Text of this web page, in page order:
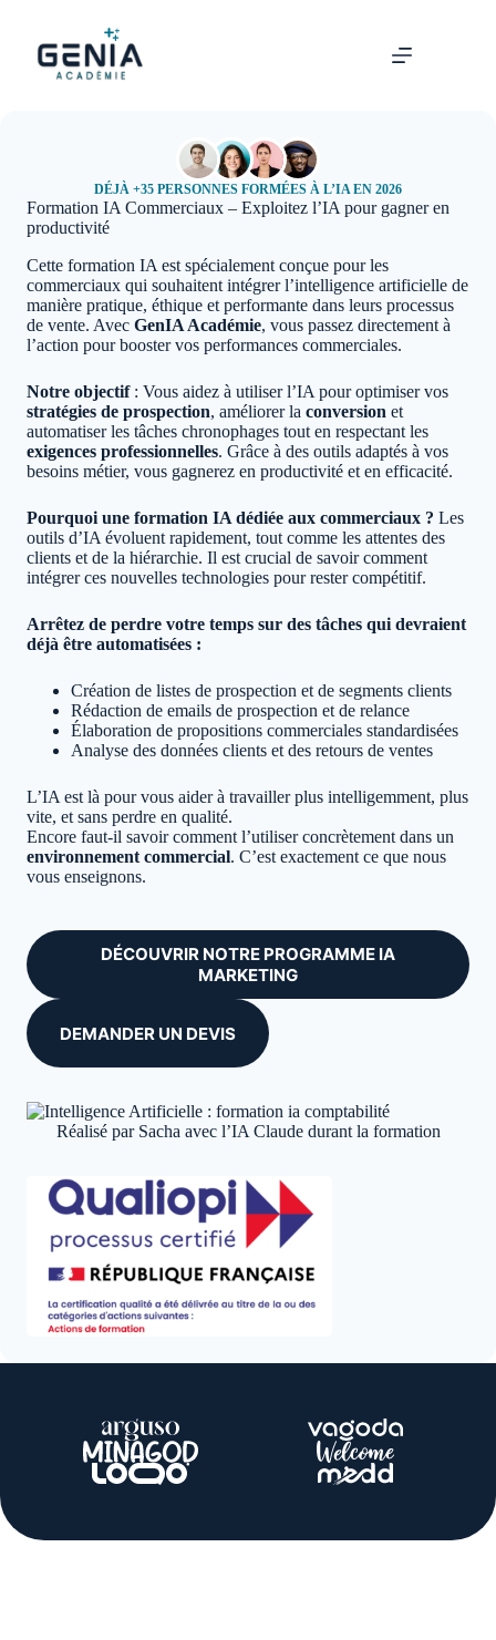
contenu
DÉJÀ +35 PERSONNES FORMÉES À L’IA EN 2026
Formation IA Commerciaux – Exploitez l’IA pour gagner en
productivité
Cette formation IA est spécialement conçue pour les
commerciaux qui souhaitent intégrer l’intelligence artificielle de
manière pratique, éthique et performante dans leurs processus
de vente. Avec GenIA Académie, vous passez directement à
l’action pour booster vos performances commerciales.
Notre objectif: Vous aidez à utiliser l’IA pour optimiser vos
stratégies de prospection, améliorer la conversion et
automatiser les tâches chronophages tout en respectant les
exigences professionnelles. Grâce à des outils adaptés à vos
besoins métier, vous gagnerez en productivité et en efficacité.
Pourquoi une formation IA dédiée aux commerciaux ? Les
outils d’IA évoluent rapidement, tout comme les attentes des
clients et de la hiérarchie. Il est crucial de savoir comment
intégrer ces nouvelles technologies pour rester compétitif.
Arrêtez de perdre votre temps sur des tâches qui devraient
déjà être automatisées :
Création de listes de prospection et de segments clients
Rédaction de emails de prospection et de relance
Élaboration de propositions commerciales standardisées
Analyse des données clients et des retours de ventes
L’IA est là pour vous aider à travailler plus intelligemment, plus
vite, et sans perdre en qualité.
Encore faut-il savoir comment l’utiliser concrètement dans un
environnement commercial. C’est exactement ce que nous
vous enseignons.
DÉCOUVRIR NOTRE PROGRAMME IA
MARKETING
DEMANDER UN DEVIS
Réalisé par Sacha avec l’IA Claude durant la formation